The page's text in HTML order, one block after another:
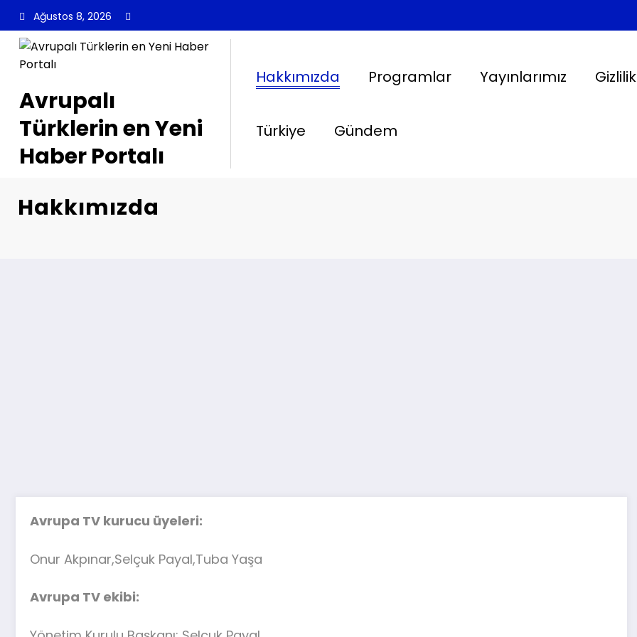
Ağustos 8, 2026
Avrupalı
Türklerin en Yeni
Haber Portalı
Hakkımızda Programlar Yayınlarımız
Türkiye Gündem
Hakkımızda
Avrupa TV kurucu üyeleri:
Onur Akpınar,Selçuk Payal,Tuba Yaşa
Avrupa TV ekibi: